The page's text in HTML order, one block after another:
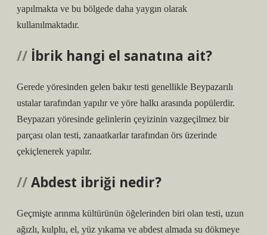
yapılmakta ve bu bölgede daha yaygın olarak
kullanılmaktadır.
İbrik hangi el sanatına ait?
Gerede yöresinden gelen bakır testi genellikle Beypazarılı
ustalar tarafından yapılır ve yöre halkı arasında popülerdir.
Beypazarı yöresinde gelinlerin çeyizinin vazgeçilmez bir
parçası olan testi, zanaatkarlar tarafından örs üzerinde
çekiçlenerek yapılır.
Abdest ibriği nedir?
Geçmişte arınma kültürünün öğelerinden biri olan testi, uzun
ağızlı, kulplu, el, yüz yıkama ve abdest almada su dökmeye